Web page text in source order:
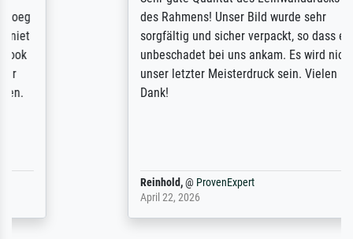
des Rahmens! Unser Bild wurde sehr
sorgfältig und sicher verpackt, so dass es
unbeschadet bei uns ankam. Es wird nicht
unser letzter Meisterdruck sein. Vielen
ProvenExpert